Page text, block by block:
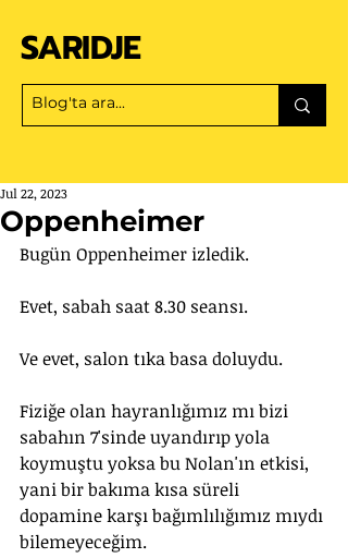
SARIDJE
Oppenheimer
Jul 22, 2023
Bugün Oppenheimer izledik.
Evet, sabah saat 8.30 seansı.
Ve evet, salon tıka basa doluydu.
Fiziğe olan hayranlığımız mı bizi
sabahın 7'sinde uyandırıp yola
koymuştu yoksa bu Nolan'ın etkisi,
yani bir bakıma kısa süreli
dopamine karşı bağımlılığımız mıydı
bilemeyeceğim.